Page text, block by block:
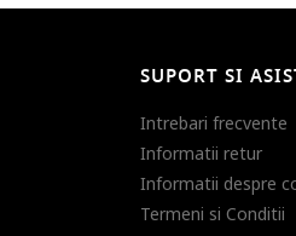
SUPORT SI
Intrebari frecvente
Informatii retur
Informatii despre
Termeni si Conditii